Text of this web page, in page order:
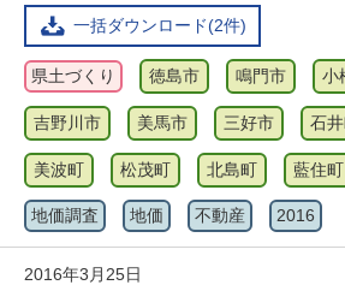
一括ダウンロード(2件)
県土づくり 徳島市 鳴門市 小
吉野川市 美馬市 三好市 石
美波町 松茂町 北島町 藍住町
地価調査 地価 不動産 2016
2016年3月25日